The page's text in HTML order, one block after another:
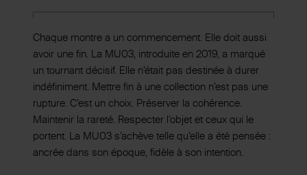
Chaque montre a un commencement. Elle doit aussi
avoir une fin. La MU03, introduite en 2019, a marqué
un tournant décisif. Elle n’était pas destinée à durer
indéfiniment. Mettre fin à une collection n’est pas une
rupture. C’est un choix. Préserver la cohérence.
Maintenir la rareté. Respecter l’objet et ceux qui le
portent. La MU03 s’achève telle qu’elle a été pensée :
ancrée dans son époque, fidèle à son intention.